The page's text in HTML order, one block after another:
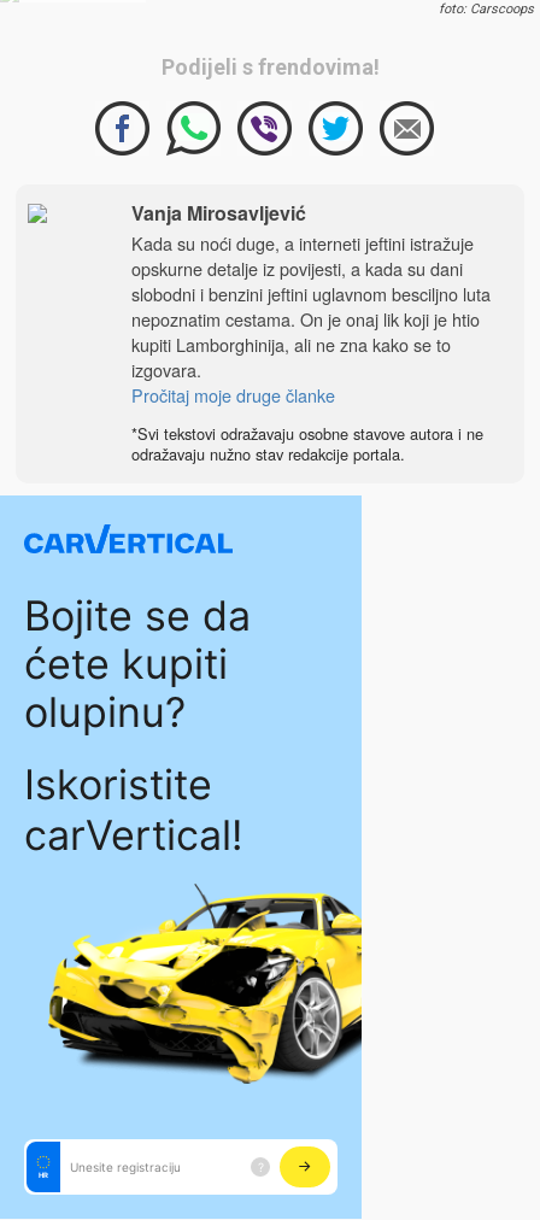
foto: Carscoops
Podijeli s frendovima!
Vanja Mirosavljević
Kada su noći duge, a interneti jeftini istražuje
opskurne detalje iz povijesti, a kada su dani
slobodni i benzini jeftini uglavnom besciljno luta
nepoznatim cestama. On je onaj lik koji je htio
kupiti Lamborghinija, ali ne zna kako se to
izgovara.
Pročitaj moje druge članke
*Svi tekstovi odražavaju osobne stavove autora i ne
odražavaju nužno stav redakcije portala.